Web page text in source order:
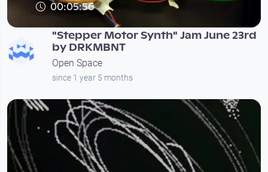
00:05:56
"Stepper Motor Synth" Jam June 23rd
by DRKMBNT
Open Space
since 1 year 5 months